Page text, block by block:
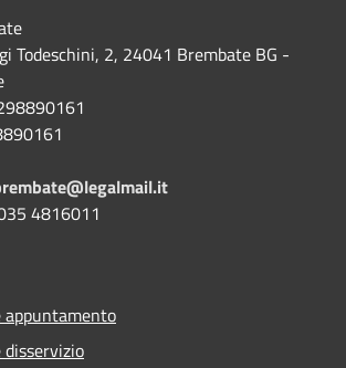
Todeschini, 2, 24041 Brembate BG -
4816011
appuntamento
disservizio